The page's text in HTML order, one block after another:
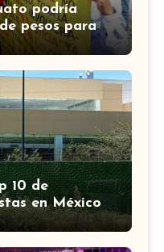
podría
pesos para
10 de
en México